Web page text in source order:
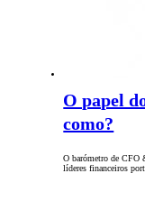
O papel
como?
O barómetro de CFO
líderes financeiros